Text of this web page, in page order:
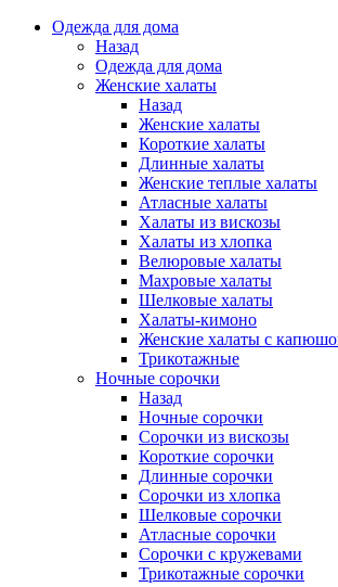
Одежда для дома
Назад
Одежда для дома
Женские халаты
Назад
Женские халаты
Короткие халаты
Длинные халаты
Женские теплые халаты
Атласные халаты
Халаты из вискозы
Халаты из хлопка
Велюровые халаты
Махровые халаты
Шелковые халаты
Халаты-кимоно
Женские халаты с
Трикотажные
Ночные сорочки
Назад
Ночные сорочки
Сорочки из вискозы
Короткие сорочки
Длинные сорочки
Сорочки из хлопка
Шелковые сорочки
Атласные сорочки
Сорочки с кружевами
Трикотажные сорочки